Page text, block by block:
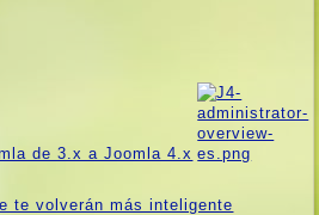
de 3.x a Joomla 4.x
te volverán más inteligente